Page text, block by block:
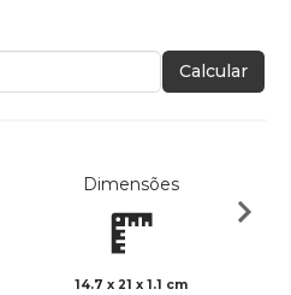
Calcular
Dimensões
14.7 x 21 x 1.1 cm